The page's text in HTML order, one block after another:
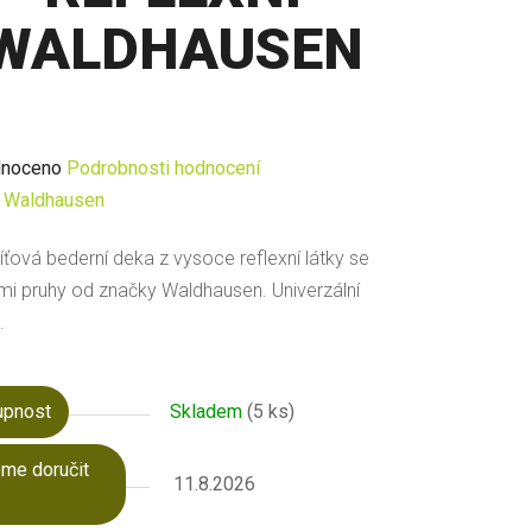
Podrobnosti hodnocení
Waldhausen
bederní deka z vysoce reflexní látky se
pruhy od značky Waldhausen. Univerzální
Skladem (5 ks)
doručit
11.8.2026